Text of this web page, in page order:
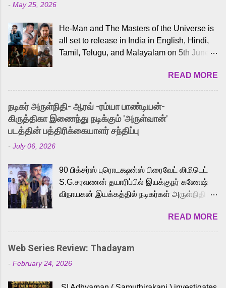
- May 25, 2026
He-Man and The Masters of the Universe is
all set to release in India in English, Hindi,
Tamil, Telugu, and Malayalam on 5th June,
received a lot of love from cult He-Man fans
and offered audiences an exciting glimpse
into the world of Eternia, the recently
released Tamil trailer has also generated
strong excitement among Tamil audiences.
Adding to the growing buzz is the film’s
to the iconic superhero He-Man. Known for
memorable songs like “Behene De” from
Raavan, “Oru Maalai” from Ghajini, and
loved for his versatile voice and strong
command over multiple languages, making
him a strong fit for the legendary character.
cinema, voices the menacing Skeletor
READ MORE
நடிகர் அருள்நிதி- ஆரவ் -ரம்யா பாண்டியன்-
கிருத்திகா இணைந்து நடிக்கும் 'அருள்வான்'
படத்தின் பத்திரிக்கையாளர் சந்திப்பு
- July 06, 2026
90 பிக்சர்ஸ் புரொடக்ஷன்ஸ் பிரைவேட் லிமிடெட்
S.G.சரவணன் தயாரிப்பில் இயக்குநர் கணேஷ்
விநாயகன் இயக்கத்தில் நடிகர்கள் அருள்நிதி -
முக்கிய வேடத்தில் இணைந்து நடித்திருக்கும்
'அருள்வான்' திரைப்படத்தினை
பத்திரிக்கையாளர் சந்திப்பு சென்னையில்
நடைபெற்றது. இயக்குநர் கணேஷ் விநாயகன்
இயக்கத்தில் உருவாகியுள்ள 'அருள்வான்'
READ MORE
Web Series Review: Thadayam
- February 24, 2026